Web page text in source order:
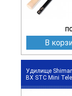
В
Удилище
BX STC Mini